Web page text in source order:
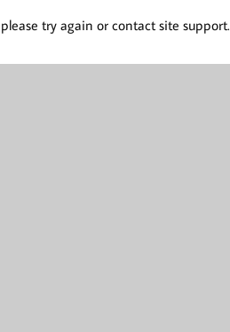
try again or contact site support.